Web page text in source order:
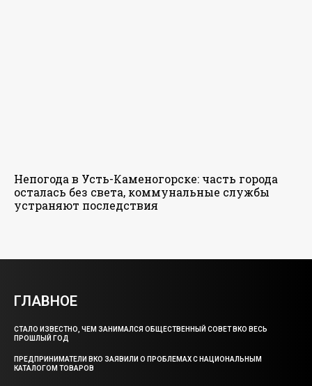
Непогода в Усть-Каменогорске: часть города
осталась без света, коммунальные службы
устраняют последствия
ГЛАВНОЕ
СТАЛО ИЗВЕСТНО, ЧЕМ ЗАНИМАЛСЯ ОБЩЕСТВЕННЫЙ СОВЕТ ВКО ВЕСЬ
ПРОШЛЫЙ ГОД
ПРЕДПРИНИМАТЕЛИ ВКО ЗАЯВИЛИ О ПРОБЛЕМАХ С НАЦИОНАЛЬНЫМ
КАТАЛОГОМ ТОВАРОВ